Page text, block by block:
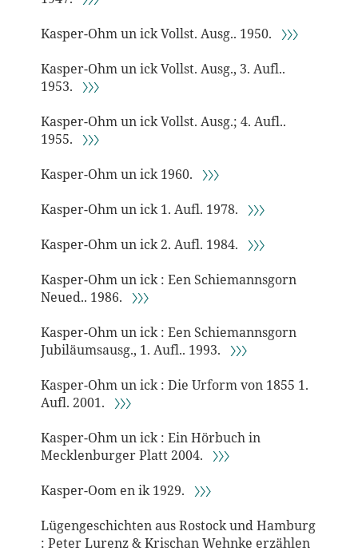
Kasper-Ohm un ick Vollst. Ausg.. 1950. 〉〉〉
Kasper-Ohm un ick Vollst. Ausg., 3. Aufl..
1953. 〉〉〉
Kasper-Ohm un ick Vollst. Ausg.; 4. Aufl..
1955. 〉〉〉
Kasper-Ohm un ick 1960. 〉〉〉
Kasper-Ohm un ick 1. Aufl. 1978. 〉〉〉
Kasper-Ohm un ick 2. Aufl. 1984. 〉〉〉
Kasper-Ohm un ick : Een Schiemannsgorn
Neued.. 1986. 〉〉〉
Kasper-Ohm un ick : Een Schiemannsgorn
Jubiläumsausg., 1. Aufl.. 1993. 〉〉〉
Kasper-Ohm un ick : Die Urform von 1855 1.
Aufl. 2001. 〉〉〉
Kasper-Ohm un ick : Ein Hörbuch in
Mecklenburger Platt 2004. 〉〉〉
Kasper-Oom en ik 1929. 〉〉〉
Lügengeschichten aus Rostock und Hamburg
: Peter Lurenz & Krischan Wehnke erzählen